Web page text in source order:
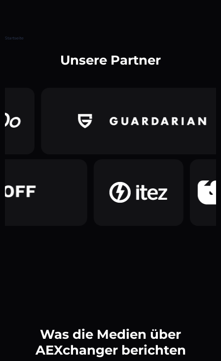
Startseite
Unsere Partner
Was die Medien über
AEXchanger berichten